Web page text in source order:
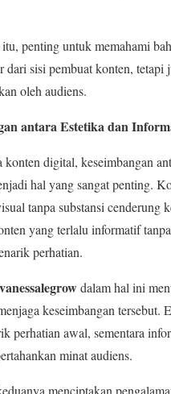
penting untuk memahami
dari sisi pembuat konten, tetapi
oleh audiens.
antara Estetika dan
digital, keseimbangan
hal yang sangat penting.
tanpa substansi cenderung
yang terlalu informatif
perhatian.
vanessalegrowdalam hal ini
keseimbangan tersebut.
perhatian awal, sementara
minat audiens.
menciptakan